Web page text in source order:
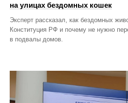
на улицах бездомных кошек
Эксперт рассказал, как бездомных
Конституция РФ и почему не нужно
в подвалы домов.